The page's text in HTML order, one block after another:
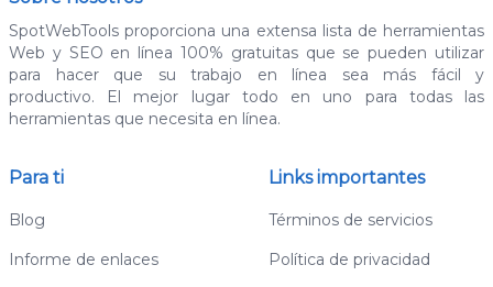
SpotWebTools proporciona una extensa lista de herramientas
Web y SEO en línea 100% gratuitas que se pueden utilizar
para hacer que su trabajo en línea sea más fácil y
productivo. El mejor lugar todo en uno para todas las
herramientas que necesita en línea.
Para ti
Blog
Informe de enlaces
Links importantes
Términos de servicios
Política de privacidad